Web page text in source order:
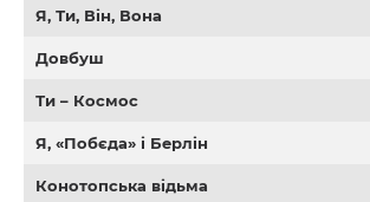
Я, Ти, Він, Вона
Довбуш
Ти – Космос
Я, «Побєда» і Берлін
Конотопська відьма